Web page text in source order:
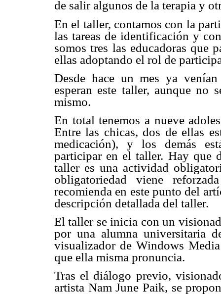
de salir algunos de la terapia y
En el taller, contamos con la
las tareas de identificación y
somos tres las educadoras que
ellas adoptando el rol de
Desde hace un mes ya
esperan este taller, aunque no
mismo.
En total tenemos a nueve
Entre las chicas, dos de ellas
medicación), y los demás
participar en el taller. Hay que
taller es una actividad
obligatoriedad viene
recomienda en este punto del
descripción detallada del taller.
El taller se inicia con un
por una alumna universitaria
visualizador de Windows
que ella misma pronuncia.
Tras el diálogo previo,
artista Nam June Paik, se